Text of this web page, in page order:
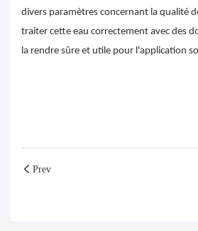
divers paramètres concernant la qualité
traiter cette eau correctement avec des
la rendre sûre et utile pour l'application
Prev